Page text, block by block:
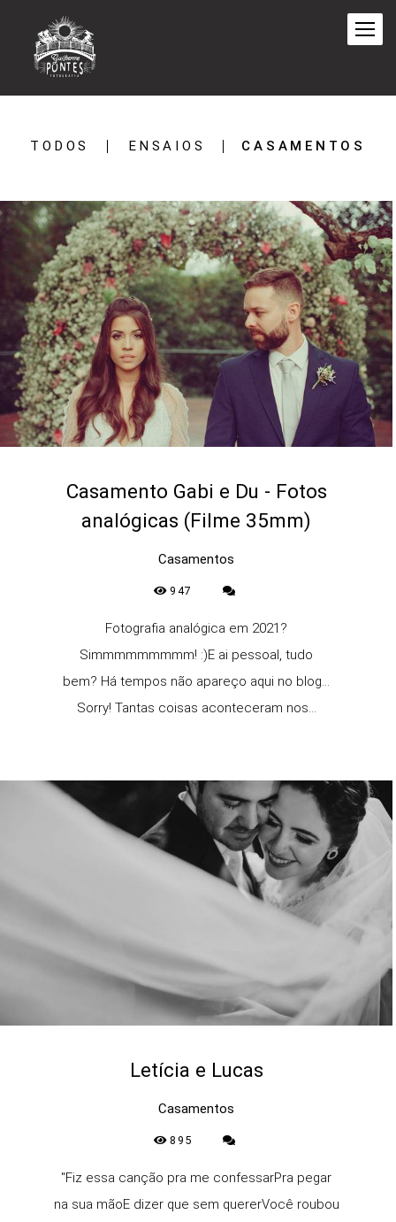
TODOS ENSAIOS CASAMENTOS
Casamento Gabi e Du - Fotos
analógicas (Filme 35mm)
Casamentos
947
Fotografia analógica em 2021?
Simmmmmmmmm! :)E ai pessoal, tudo
bem? Há tempos não apareço aqui no blog...
Sorry! Tantas coisas aconteceram nos...
Letícia e Lucas
Casamentos
895
"Fiz essa canção pra me confessarPra pegar
na sua mãoE dizer que sem quererVocê roubou